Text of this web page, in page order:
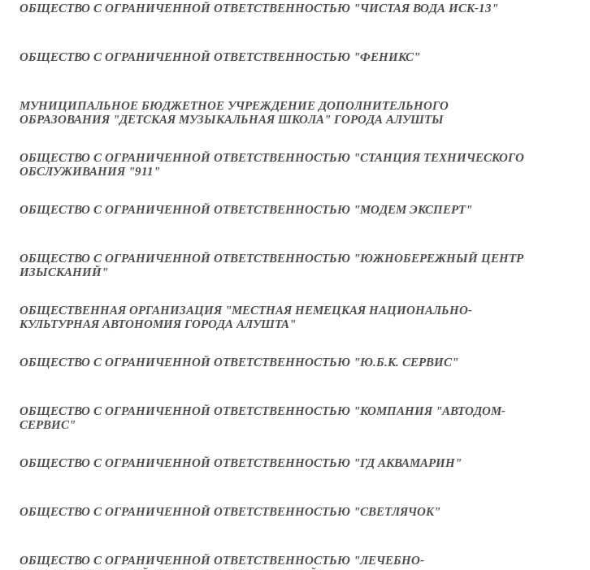
ОБЩЕСТВО С ОГРАНИЧЕННОЙ ОТВЕТСТВЕННОСТЬЮ "ЧИСТАЯ ВОДА ИСК-13"
ОБЩЕСТВО С ОГРАНИЧЕННОЙ ОТВЕТСТВЕННОСТЬЮ "ФЕНИКС"
МУНИЦИПАЛЬНОЕ БЮДЖЕТНОЕ УЧРЕЖДЕНИЕ ДОПОЛНИТЕЛЬНОГО
ОБРАЗОВАНИЯ "ДЕТСКАЯ МУЗЫКАЛЬНАЯ ШКОЛА" ГОРОДА АЛУШТЫ
ОБЩЕСТВО С ОГРАНИЧЕННОЙ ОТВЕТСТВЕННОСТЬЮ "СТАНЦИЯ ТЕХНИЧЕСКОГО
ОБСЛУЖИВАНИЯ "911"
ОБЩЕСТВО С ОГРАНИЧЕННОЙ ОТВЕТСТВЕННОСТЬЮ "МОДЕМ ЭКСПЕРТ"
ОБЩЕСТВО С ОГРАНИЧЕННОЙ ОТВЕТСТВЕННОСТЬЮ "ЮЖНОБЕРЕЖНЫЙ ЦЕНТР
ИЗЫСКАНИЙ"
ОБЩЕСТВЕННАЯ ОРГАНИЗАЦИЯ "МЕСТНАЯ НЕМЕЦКАЯ НАЦИОНАЛЬНО-
КУЛЬТУРНАЯ АВТОНОМИЯ ГОРОДА АЛУШТА"
ОБЩЕСТВО С ОГРАНИЧЕННОЙ ОТВЕТСТВЕННОСТЬЮ "Ю.Б.К. СЕРВИС"
ОБЩЕСТВО С ОГРАНИЧЕННОЙ ОТВЕТСТВЕННОСТЬЮ "КОМПАНИЯ "АВТОДОМ-
СЕРВИС"
ОБЩЕСТВО С ОГРАНИЧЕННОЙ ОТВЕТСТВЕННОСТЬЮ "ГД АКВАМАРИН"
ОБЩЕСТВО С ОГРАНИЧЕННОЙ ОТВЕТСТВЕННОСТЬЮ "СВЕТЛЯЧОК"
ОБЩЕСТВО С ОГРАНИЧЕННОЙ ОТВЕТСТВЕННОСТЬЮ "ЛЕЧЕБНО-